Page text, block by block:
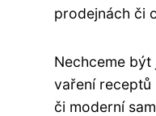
prodejnách či
Nechceme
vaření receptů
či moderní